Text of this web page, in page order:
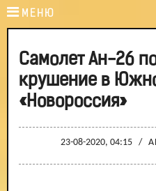
МЕНЮ
Самолет Ан-26
крушение в
«Новороссия»
23-08-2020, 04:15 /